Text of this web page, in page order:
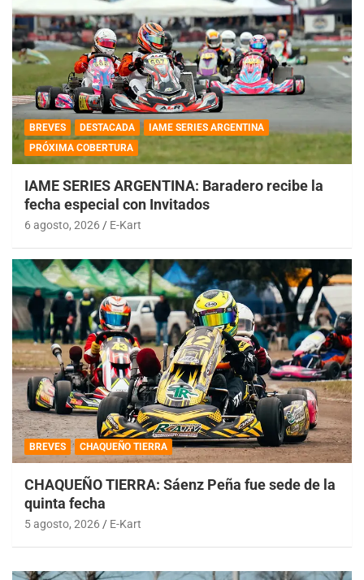
BREVES DESTACADA
IAME SERIES ARGENTINA
PRÓXIMA COBERTURA
IAME SERIES ARGENTINA: Baradero recibe la
fecha especial con Invitados
6 agosto, 2026 E-Kart
BREVES CHAQUEÑO TIERRA
CHAQUEÑO TIERRA: Sáenz Peña fue sede de la
quinta fecha
5 agosto, 2026 E-Kart